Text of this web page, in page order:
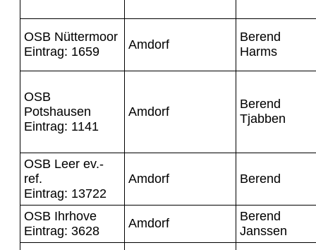
OSB Nüttermoor
Eintrag: 1659
Amdorf
Berend
Harms
OSB
Potshausen
Eintrag: 1141
Amdorf
Berend
Tjabben
OSB Leer ev.-
ref.
Eintrag: 13722
Amdorf Berend
OSB Ihrhove
Eintrag: 3628
Amdorf
Berend
Janssen